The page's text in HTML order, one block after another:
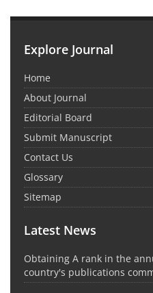
Explore Journal
Home
About Journal
Editorial Board
Submit Manuscript
Contact Us
Glossary
Sitemap
Latest News
Obtaining A rank in the
country's publications